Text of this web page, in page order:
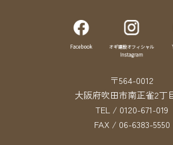
〒564-0012
大阪府吹田市南正雀2丁
TEL / 0120-671-019
FAX / 06-6383-5550